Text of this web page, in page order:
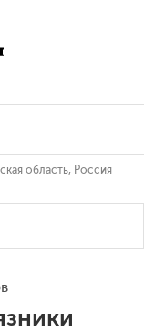
область, Россия